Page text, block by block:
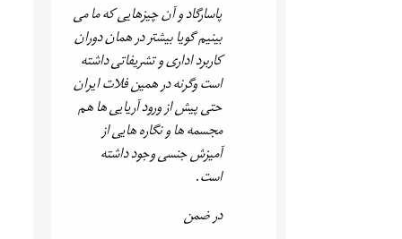
پاسارگاد و آن چیزهایی که ما می
بینیم گویا بیشتر در همان دوران
کاربرد اداری و تشریفاتی داشته
است وگرنه در همین فلات ایران
حتی پیش از ورود آریایی ها هم
مجسمه ها و نگاره هایی از
آمیزش جنسی وجود داشته
است.
در ضمن